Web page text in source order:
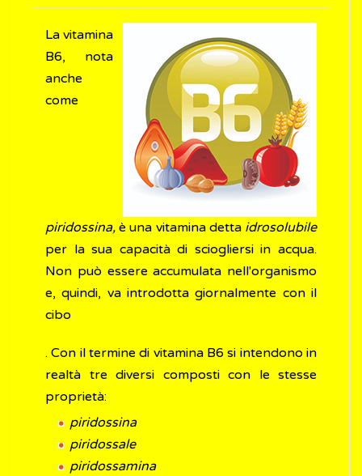
La vitamina
B6, nota
anche
come
piridossina, è una vitamina detta idrosolubile
per la sua capacità di sciogliersi in acqua.
Non può essere accumulata nell'organismo
e, quindi, va introdotta giornalmente con il
cibo
. Con il termine di vitamina B6 si intendono in
realtà tre diversi composti con le stesse
proprietà:
piridossina
piridossale
piridossamina